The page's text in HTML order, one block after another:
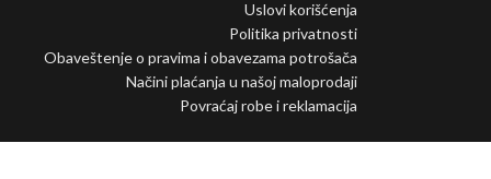
Uslovi korišćenja
Politika privatnosti
Obaveštenje o pravima i obavezama potrošača
Načini plaćanja u našoj maloprodaji
Povraćaj robe i reklamacija